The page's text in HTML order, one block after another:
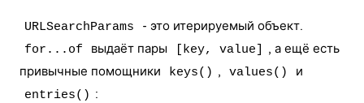
URLSearchParams - это итерируемый объект.
for...of выдаёт пары [key, value]
, а ещё есть
привычные помощники
keys() , values() и
entries() :